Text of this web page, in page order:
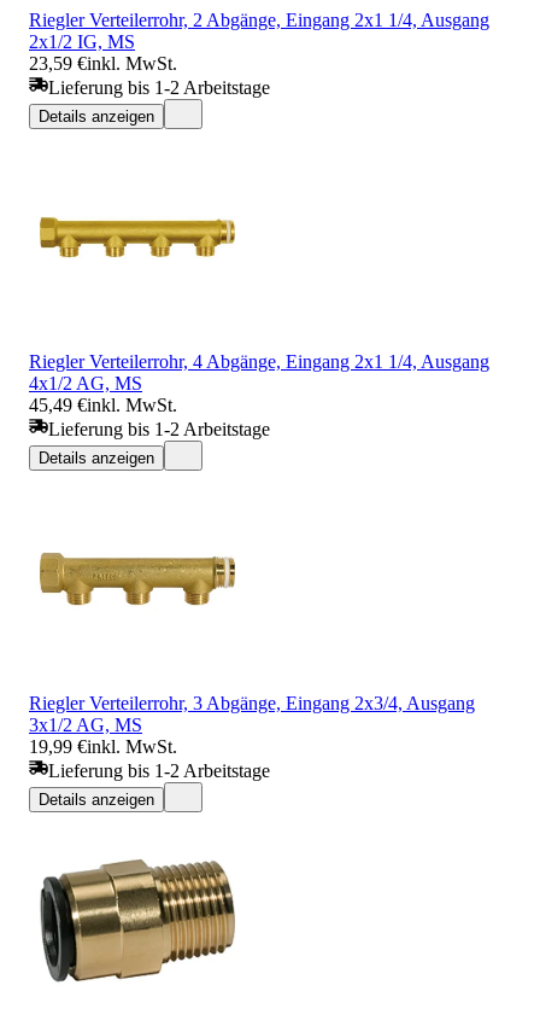
Riegler Verteilerrohr, 2 Abgänge, Eingang 2x1 1/4, Ausgang
2x1/2 IG, MS
23,59 €inkl. MwSt.
Lieferung bis 1-2 Arbeitstage
Details anzeigen
Riegler Verteilerrohr, 4 Abgänge, Eingang 2x1 1/4, Ausgang
4x1/2 AG, MS
45,49 €inkl. MwSt.
Lieferung bis 1-2 Arbeitstage
Details anzeigen
Riegler Verteilerrohr, 3 Abgänge, Eingang 2x3/4, Ausgang
3x1/2 AG, MS
19,99 €inkl. MwSt.
Lieferung bis 1-2 Arbeitstage
Details anzeigen